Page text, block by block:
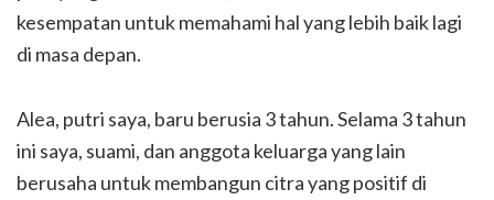
kesempatan untuk memahami hal yang lebih baik lagi
di masa depan.
Alea, putri saya, baru berusia 3 tahun. Selama 3 tahun
ini saya, suami, dan anggota keluarga yang lain
berusaha untuk membangun citra yang positif di